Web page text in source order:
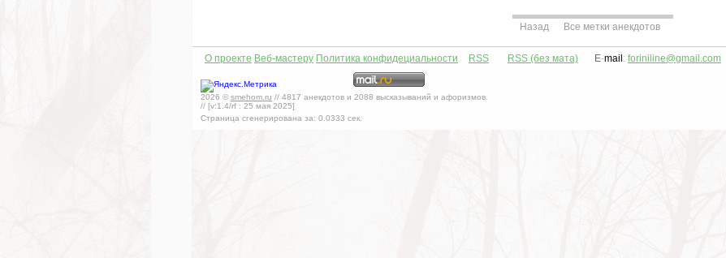
Назад Все метки анекдотов
О проекте Веб-мастеру Политика конфидециальности RSS RSS (без мата) E-mail : foriniline@gmail.com
2026 © smehom.ru // 4817 анекдотов и 2088 высказываний и афоризмов.
// [v:1.4/rf : 25 мая 2025]
Страница сгенерирована за: 0.0333 сек.